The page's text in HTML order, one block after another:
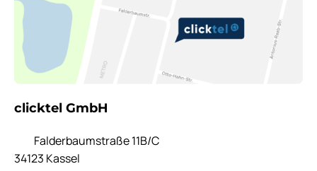
clicktel GmbH
Falderbaumstraße 11B/C
34123 Kassel